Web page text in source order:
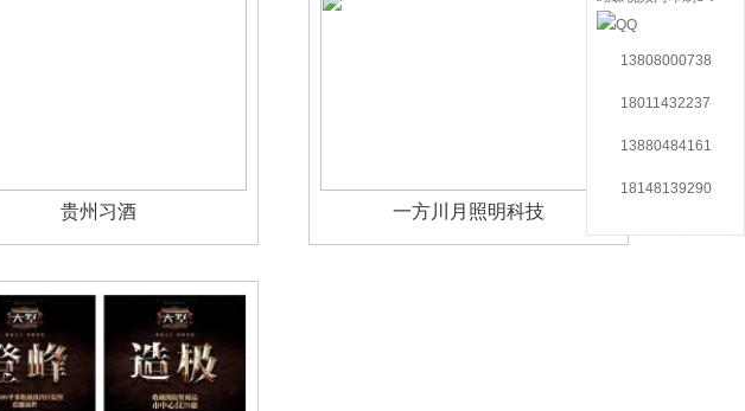
贵州习酒 一方川月照明科技
13808000738
18011432237
13880484161
18148139290